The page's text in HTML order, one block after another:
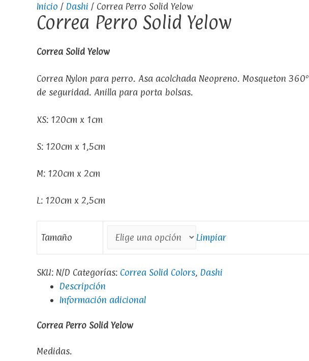
Inicio / Dashi / Correa Perro Solid Yelow
Correa Perro Solid Yelow
Correa Solid Yelow
Correa Nylon para perro. Asa acolchada Neopreno. Mosqueton 360º
de seguridad. Anilla para porta bolsas.
XS: 120cm x 1cm
S: 120cm x 1,5cm
M: 120cm x 2cm
L: 120cm x 2,5cm
Tamaño Limpiar
SKU: N/D Categorías: Correa Solid Colors, Dashi
Descripción
Información adicional
Correa Perro Solid Yelow
Medidas.